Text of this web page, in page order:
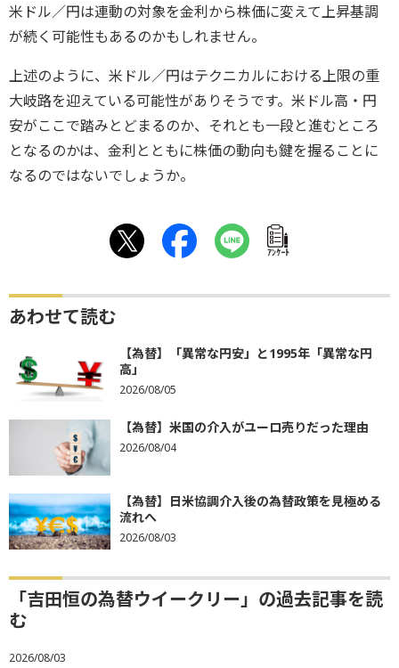
米ドル／円は連動の対象を金利から株価に変えて上昇基調
が続く可能性もあるのかもしれません。
上述のように、米ドル／円はテクニカルにおける上限の重
大岐路を迎えている可能性がありそうです。米ドル高・円
安がここで踏みとどまるのか、それとも一段と進むところ
となるのかは、金利とともに株価の動向も鍵を握ることに
なるのではないでしょうか。
ｱﾝｹｰﾄ
あわせて読む
【為替】「異常な円安」と1995年「異常な円
高」
2026/08/05
【為替】米国の介入がユーロ売りだった理由
2026/08/04
【為替】日米協調介入後の為替政策を見極める
流れへ
2026/08/03
「吉田恒の為替ウイークリー」の過去記事を読
む
2026/08/03